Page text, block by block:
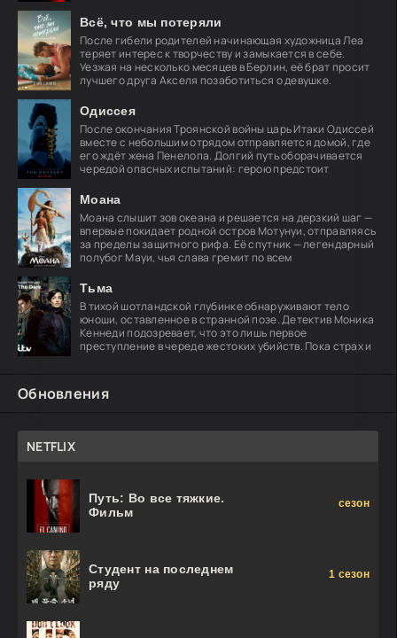
Всё, что мы потеряли
После гибели родителей начинающая художница Леа
теряет интерес к творчеству и замыкается в себе.
Уезжая на несколько месяцев в Берлин, её брат просит
лучшего друга Акселя позаботиться о девушке.
Одиссея
После окончания Троянской войны царь Итаки Одиссей
вместе с небольшим отрядом отправляется домой, где
его ждёт жена Пенелопа. Долгий путь оборачивается
чередой опасных испытаний: герою предстоит
Моана
Моана слышит зов океана и решается на дерзкий шаг —
впервые покидает родной остров Мотунуи, отправляясь
за пределы защитного рифа. Её спутник — легендарный
полубог Мауи, чья слава гремит по всем
Тьма
В тихой шотландской глубинке обнаруживают тело
юноши, оставленное в странной позе. Детектив Моника
Кеннеди подозревает, что это лишь первое
преступление в череде жестоких убийств. Пока страх и
Обновления
NETFLIX
Путь: Во все тяжкие.
Фильм
сезон
Студент на последнем
ряду
1 сезон